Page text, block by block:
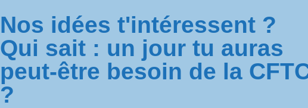
Nos idées t'intéressent ?
Qui sait : un jour tu auras
peut-être besoin de la
?